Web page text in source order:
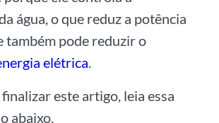
água, o que reduz a potência
também pode reduzir o
elétrica.
este artigo, leia essa
abaixo.